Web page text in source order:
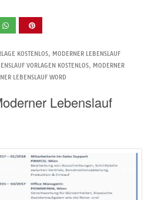
KOSTENLOS, MODERNER LEBENSLAUF
VORLAGEN KOSTENLOS, MODERNER
LEBENSLAUF WORD
Lebenslauf